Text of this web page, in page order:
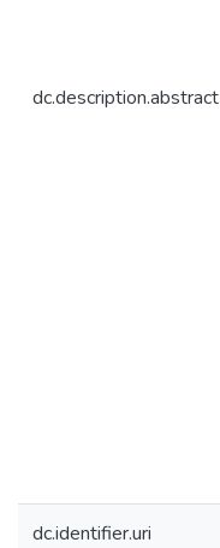
dc.description.abstract
dc.identifier.uri